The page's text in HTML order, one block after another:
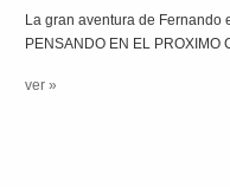
La gran aventura de
PENSANDO EN EL PROXIMO
ver »